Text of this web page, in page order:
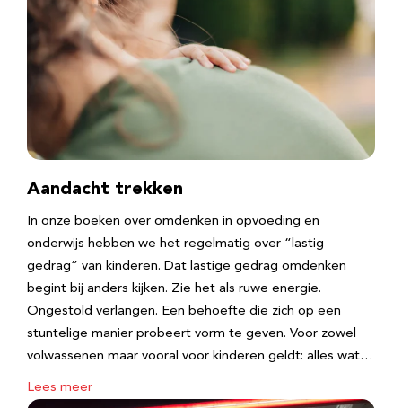
Aandacht trekken
In onze boeken over omdenken in opvoeding en
onderwijs hebben we het regelmatig over “lastig
gedrag” van kinderen. Dat lastige gedrag omdenken
begint bij anders kijken. Zie het als ruwe energie.
Ongestold verlangen. Een behoefte die zich op een
stuntelige manier probeert vorm te geven. Voor zowel
volwassenen maar vooral voor kinderen geldt: alles wat…
Lees meer